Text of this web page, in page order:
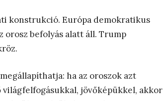
konstrukció. Európa demokratikus
orosz befolyás alatt áll. Trump
ha az oroszok azt
világfelfogásukkal, jövőképükkel, akkor